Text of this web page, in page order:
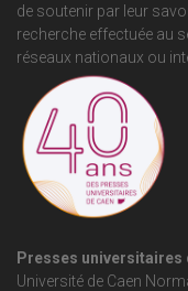
de soutenir par leur
recherche effectuée au
réseaux nationaux ou
Presses universitaires
Université de Caen